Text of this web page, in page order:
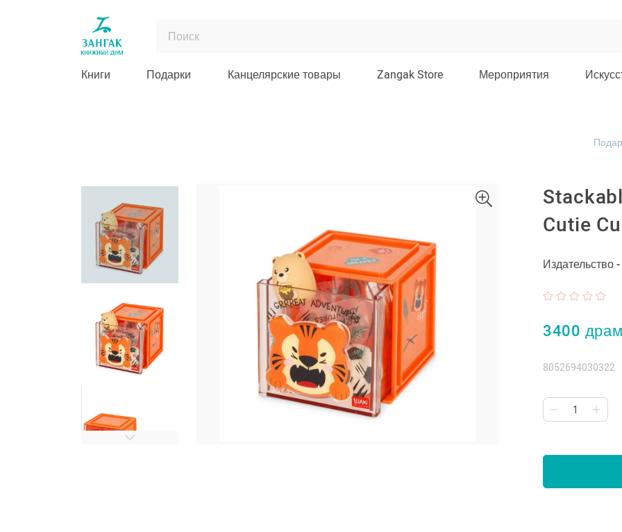
Книги Подарки Канцелярские товары Zangak Store Мероприятия
Cutie
Издательство -
3400 драм
8052694030322